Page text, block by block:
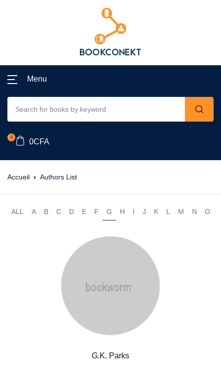
Menu
0
0CFA
Accueil Authors List
ALL A B C D E F G H I J K L M N O
G.K. Parks